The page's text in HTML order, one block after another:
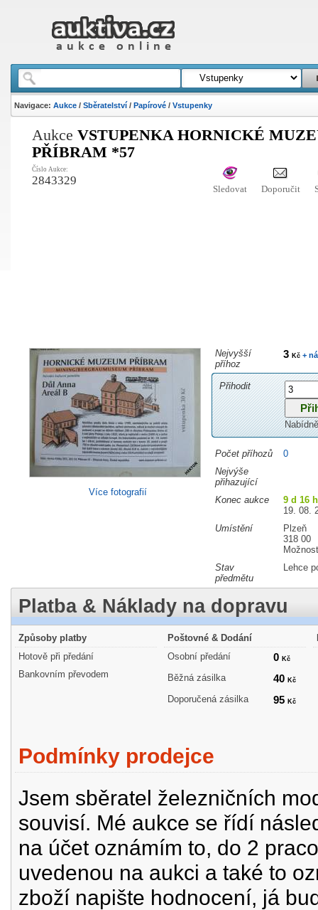
Navigace: Aukce/ Sběratelství/ Papírové/ Vstupenky
Aukce VSTUPENKA HORNICKÉ
PŘÍBRAM *57
Číslo Aukce:
2843329
Sledovat Doporučit
Více fotografií
Nejvyšší
příhoz
3 Kč+
Přihodit
Počet příhozů
0
Nejvýše
přihazující
Konec aukce
9 d 16
19. 08.
Umístění
Plzeň
318 00
Stav
předmětu
Lehce
Platba & Náklady na dopravu
Způsoby platby
Hotově při předání
Bankovním převodem
Poštovné & Dodání
Osobní předání
0 Kč
Běžná zásilka 40 Kč
Doporučená zásilka 95 Kč
Podmínky prodejce
Jsem sběratel železničních
souvisí. Mé aukce se řídí
na účet oznámím to, do 2
uvedenou na aukci a také to
zboží napište hodnocení, já